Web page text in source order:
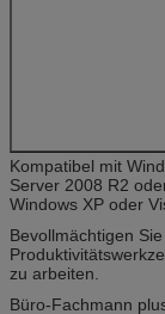
Kompatibel mit
Server 2008 R2
Windows XP oder
Bevollmächtigen
zu arbeiten.
Büro-Fachmann